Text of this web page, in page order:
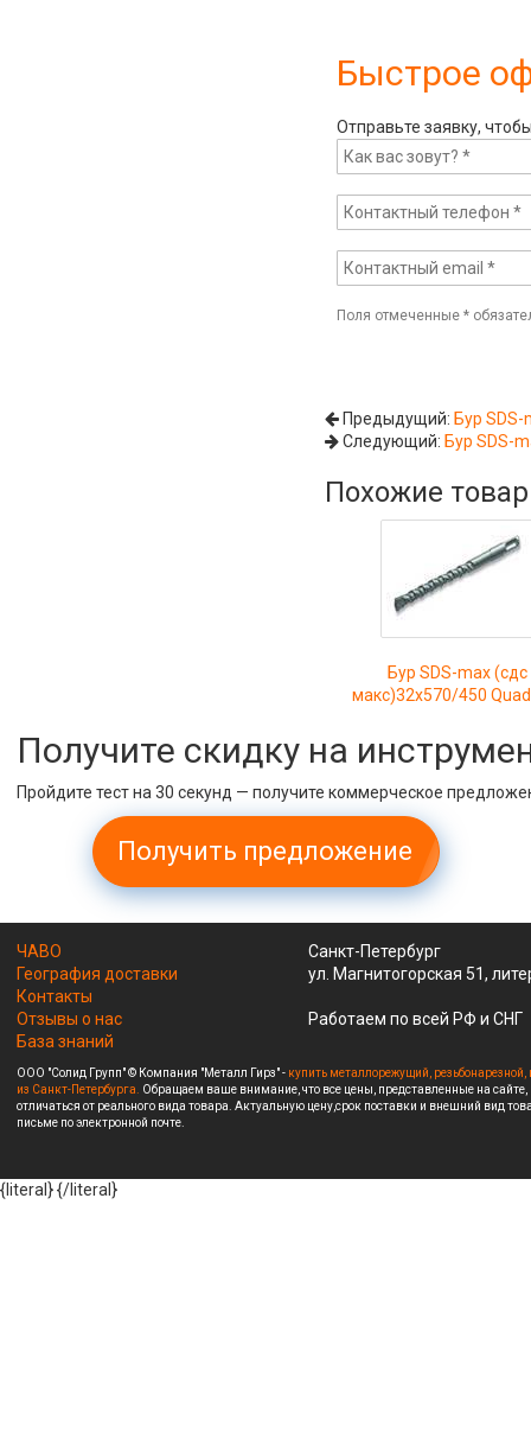
Быстрое
Отправьте заявку,
Поля отмеченные*
Предыдущий: Бур
Следующий: Бур SDS-
Похожие
Бур SDS-max (сдс
макс)32x570/450
Получите скидку на
Пройдите тест на 30 секунд — получите коммерческое
Получить предложение
ЧАВО
География доставки
Контакты
Отзывы о нас
База знаний
Санкт-Петербург
ул. Магнитогорская 51,
Работаем по всей РФ и СНГ
ООО "Солид Групп" © Компания "Металл Гирз" - купить металлорежущий,
из Санкт-Петербурга. Обращаем ваше внимание, что все цены, представленные на
отличаться от реального вида товара. Актуальную цену,срок поставки и внешний вид
письме по электронной почте.
{literal}{/literal}